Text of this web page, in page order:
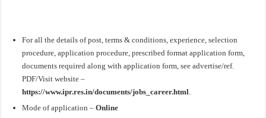
For all the details of post, terms & conditions, experience, selection
procedure, application procedure, prescribed format application form,
documents required along with application form, see advertise/ref.
PDF/Visit website –
https://www.ipr.res.in/documents/jobs_career.html
Mode of application – Online